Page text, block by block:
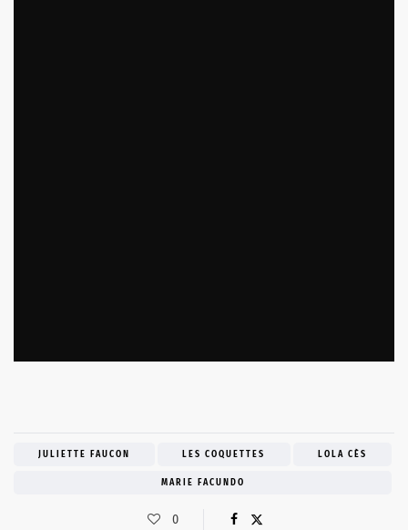
JULIETTE FAUCON LES COQUETTES LOLA CÈS
MARIE FACUNDO
0